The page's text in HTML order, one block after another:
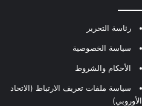
رئاسة التحرير
سياسة الخصوصية
الأحكام والشروط
سياسة ملفات تعريف الارتباط (الاتحاد
الأوروبي)